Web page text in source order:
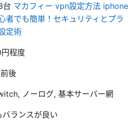
台 マカフィー vpn設定方法 iphone
者でも簡単！セキュリティとプラ
定術
程度
後
ノーログ, 基本サーバー網
ランスが良い